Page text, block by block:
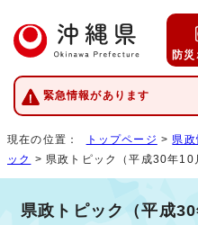
防
緊急情報があります
現在の位置： トップページ > 県政
ック > 県政トピック（平成30年10
県政トピック（平成30